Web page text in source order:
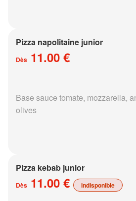
Pizza napolitaine junior
Dès 11.00 €
Base sauce tomate, mozzarella,
olives
Pizza kebab junior
Dès 11.00 € indisponible